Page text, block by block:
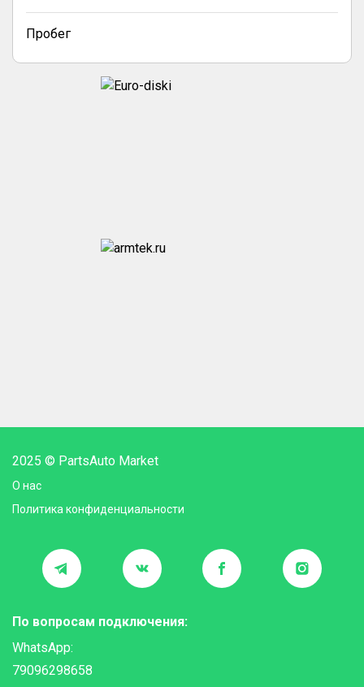
Пробег
2025 © PartsAuto Market
О нас
Политика конфиденциальности
По вопросам подключения:
WhatsApp:
79096298658